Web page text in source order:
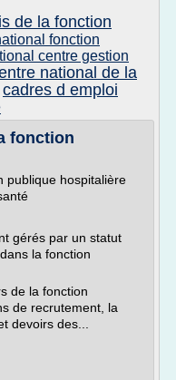
de la fonction
fonction
centre gestion
national de la
cadres d emploi
fonction
publique hospitalière
gérés par un statut
la fonction
de la fonction
de recrutement, la
devoirs des...